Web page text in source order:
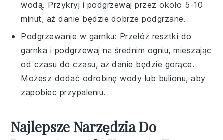
wodą. Przykryj i podgrzewaj przez około 5-10
minut, aż danie będzie dobrze podgrzane.
Podgrzewanie w garnku: Przełóż resztki do
garnka i podgrzewaj na średnim ogniu, mieszając
od czasu do czasu, aż danie będzie gorące.
Możesz dodać odrobinę wody lub bulionu, aby
zapobiec przypaleniu.
Najlepsze Narzędzia Do